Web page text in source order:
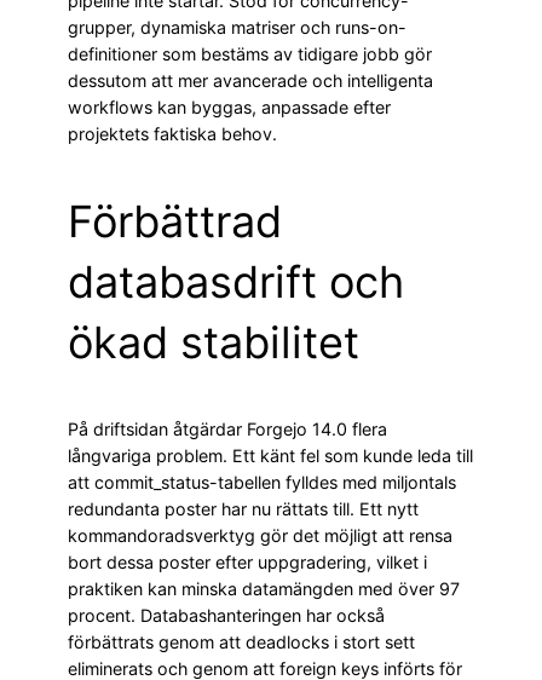
grupper, dynamiska matriser och runs-on-
definitioner som bestäms av tidigare jobb gör
dessutom att mer avancerade och intelligenta
workflows kan byggas, anpassade efter
projektets faktiska behov.
Förbättrad
databasdrift och
ökad stabilitet
På driftsidan åtgärdar Forgejo 14.0 flera
långvariga problem. Ett känt fel som kunde leda till
att commit_status-tabellen fylldes med miljontals
redundanta poster har nu rättats till. Ett nytt
kommandoradsverktyg gör det möjligt att rensa
bort dessa poster efter uppgradering, vilket i
praktiken kan minska datamängden med över 97
procent. Databashanteringen har också
förbättrats genom att deadlocks i stort sett
eliminerats och genom att foreign keys införts för